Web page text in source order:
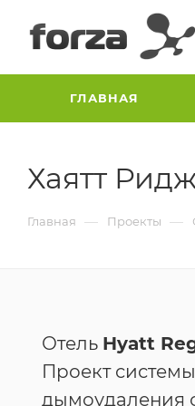
ГЛАВНАЯ
Хаятт
Главная — Проекты —
Отель Hyatt
Проект
дымоудаления